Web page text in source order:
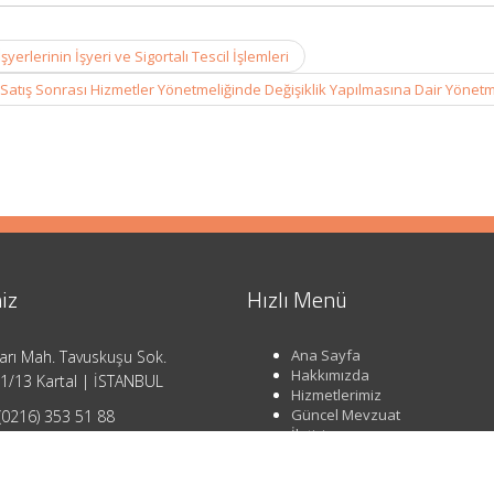
İşyeri ve Sigortalı Tescil İşlemleri
Satış Sonrası Hizmetler Yönetmeliğinde Değişiklik Yapılmasına Dair
Mah. Tavuskuşu Sok.
13 Kartal | İSTANBUL
353 51 88
Hızlı Menü
Ana Sayfa
Hakkımızda
Hizmetlerimiz
Güncel Mevzuat
İletişim